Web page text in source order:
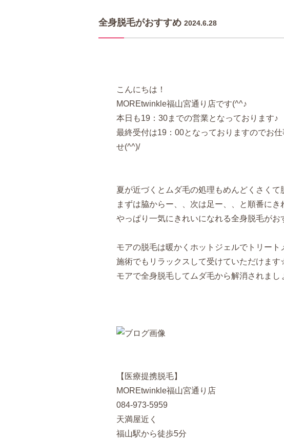
全身脱毛がおすすめ 2024.6.28
こんにちは！
MOREtwinkle福山宮通り店です(^^♪
本日も19：30までの営業となっております♪
最終受付は19：00となっておりますのでお
せ(^^)/
夏が近づくとムダ毛の処理もめんどくさくて
まずは脇からー、、次は足ー、、と順番に
やっぱり一気にきれいになれる全身脱毛がお
モアの脱毛は暖かくホットジェルでトリー
施術でもリラックスして受けていただけま
モアで全身脱毛してムダ毛から解消されまし
【医療提携脱毛】
MOREtwinkle福山宮通り店
084-973-5959
天満屋近く
福山駅から徒歩5分